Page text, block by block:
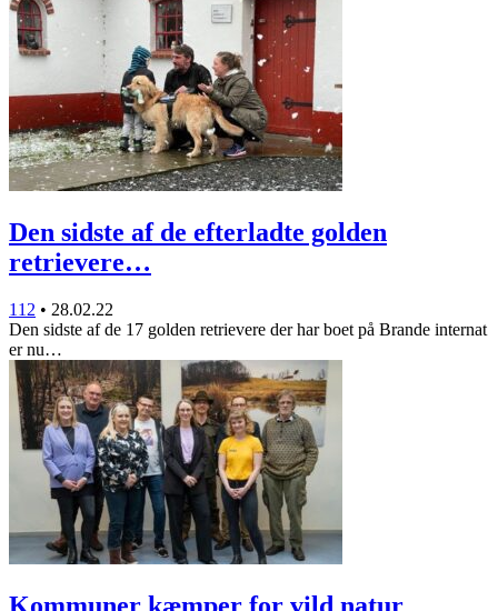
Den sidste af de efterladte golden
retrievere…
112 • 28.02.22
Den sidste af de 17 golden retrievere der har boet på Brande internat
er nu…